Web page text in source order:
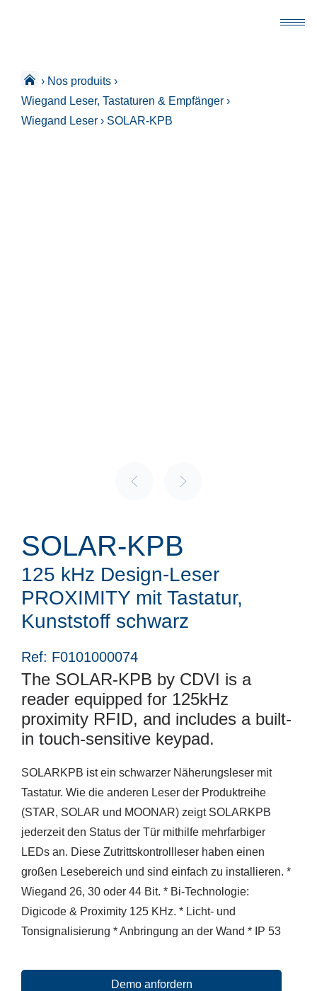
› Nos produits ›
Wiegand Leser, Tastaturen & Empfänger ›
Wiegand Leser › SOLAR-KPB
SOLAR-KPB
125 kHz Design-Leser
PROXIMITY mit Tastatur,
Kunststoff schwarz
Ref: F0101000074
The SOLAR-KPB by CDVI is a
reader equipped for 125kHz
proximity RFID, and includes a built-
in touch-sensitive keypad.
SOLARKPB ist ein schwarzer Näherungsleser mit
Tastatur. Wie die anderen Leser der Produktreihe
(STAR, SOLAR und MOONAR) zeigt SOLARKPB
jederzeit den Status der Tür mithilfe mehrfarbiger
LEDs an. Diese Zutrittskontrollleser haben einen
großen Lesebereich und sind einfach zu installieren. *
Wiegand 26, 30 oder 44 Bit. * Bi-Technologie:
Digicode & Proximity 125 KHz. * Licht- und
Tonsignalisierung * Anbringung an der Wand * IP 53
Demo anfordern